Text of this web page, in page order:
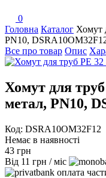
0
Головна Каталог Хомут
PN10,
Все про товар Опис
Хомут для
метал, PN10,
Код: DSRA10OM32F12
Немає в наявності
43 грн
Від 11 грн / міс